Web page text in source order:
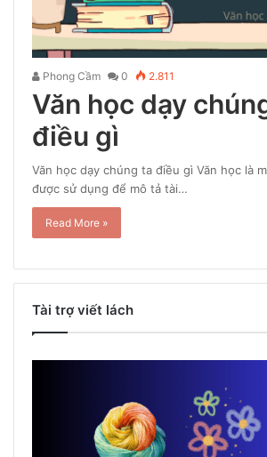
Phong Cầm 0 2.811
Văn học dạy
điều gì
Văn học dạy chúng ta điều gì Văn học là
được sử dụng để mô tả tài…
Read More »
Tài trợ viết lách